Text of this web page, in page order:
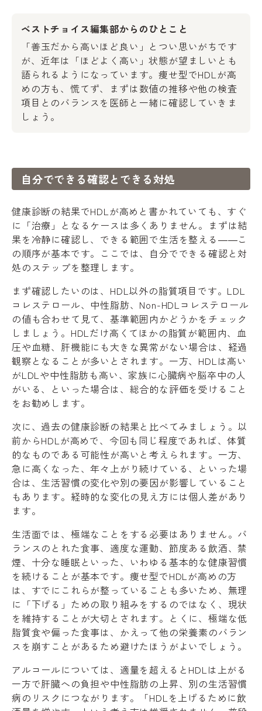
ベストチョイス編集部からのひとこと
「善玉だから高いほど良い」とつい思いがちです
が、近年は「ほどよく高い」状態が望ましいとも
語られるようになっています。痩せ型でHDLが高
めの方も、慌てず、まずは数値の推移や他の検査
項目とのバランスを医師と一緒に確認していきま
しょう。
自分でできる確認とできる対処
健康診断の結果でHDLが高めと書かれていても、すぐ
に「治療」となるケースは多くありません。まずは結
果を冷静に確認し、できる範囲で生活を整える――こ
の順序が基本です。ここでは、自分でできる確認と対
処のステップを整理します。
まず確認したいのは、HDL以外の脂質項目です。LDL
コレステロール、中性脂肪、Non-HDLコレステロール
の値も合わせて見て、基準範囲内かどうかをチェック
しましょう。HDLだけ高くてほかの脂質が範囲内、血
圧や血糖、肝機能にも大きな異常がない場合は、経過
観察となることが多いとされます。一方、HDLは高い
がLDLや中性脂肪も高い、家族に心臓病や脳卒中の人
がいる、といった場合は、総合的な評価を受けること
をお勧めします。
次に、過去の健康診断の結果と比べてみましょう。以
前からHDLが高めで、今回も同じ程度であれば、体質
的なものである可能性が高いと考えられます。一方、
急に高くなった、年々上がり続けている、といった場
合は、生活習慣の変化や別の要因が影響していること
もあります。経時的な変化の見え方には個人差があり
ます。
生活面では、極端なことをする必要はありません。バ
ランスのとれた食事、適度な運動、節度ある飲酒、禁
煙、十分な睡眠といった、いわゆる基本的な健康習慣
を続けることが基本です。痩せ型でHDLが高めの方
は、すでにこれらが整っていることも多いため、無理
に「下げる」ための取り組みをするのではなく、現状
を維持することが大切とされます。とくに、極端な低
脂質食や偏った食事は、かえって他の栄養素のバラン
スを崩すことがあるため避けたほうがよいでしょう。
アルコールについては、適量を超えるとHDLは上がる
一方で肝臓への負担や中性脂肪の上昇、別の生活習慣
病のリスクにつながります。「HDLを上げるために飲